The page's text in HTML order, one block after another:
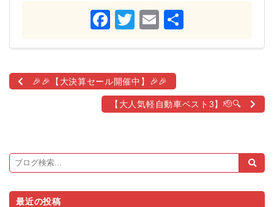
Facebook
Twitter
Email
🎉🎉【大決算セール開催中】🎉🎉
【大人気軽自動車ベスト3】🫡🔍
最近の投稿